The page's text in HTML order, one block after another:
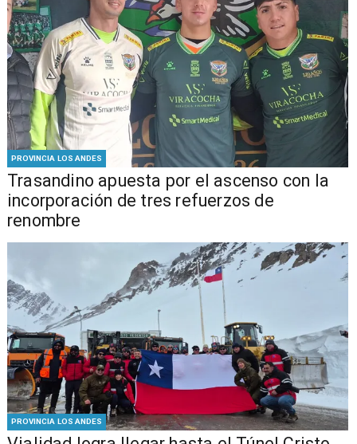
PROVINCIA LOS ANDES
Trasandino apuesta por el ascenso con la
incorporación de tres refuerzos de
renombre
PROVINCIA LOS ANDES